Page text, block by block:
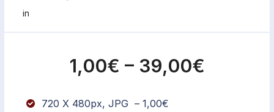
in
1,00€ – 39,00€
720 X 480px, JPG – 1,00€